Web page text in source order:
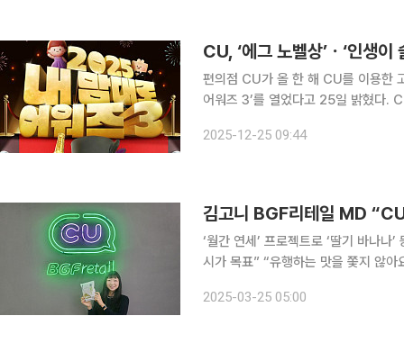
CU, ‘에그 노벨상’ㆍ‘인생
편의점 CU가 올 한 해 CU를 이용한
어워즈 3’를 열었다고 25일 밝혔다. CU는 2023년부터 진행하고 있는 내 맘대로 어워즈가 사회관
석해 별난 시상식을 열고 대중에게 신
2025-12-25 09:44
‘월간 연세’ 프로젝트로 ‘딸기 바나
시가 목표” “유행하는 맛을 쫓지 않아요. ‘연세우유 생크림빵’이 트렌드를 만드는 새로운 맛이 됐으
CU의 메가히트 상품 연세우유 생크
2025-03-25 05:00